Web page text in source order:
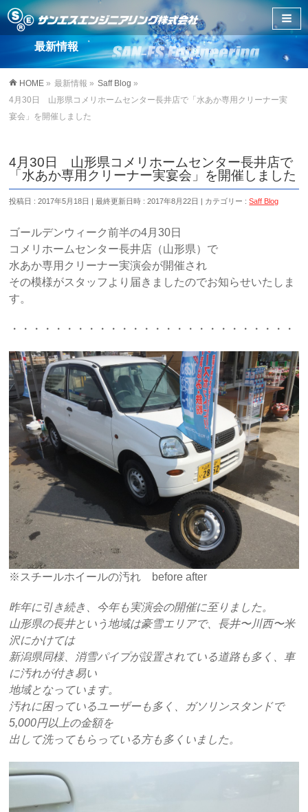
最新情報
HOME » 最新情報 » Saff Blog »
4月30日 山形県コメリホームセンター長井店で「水あか専用クリーナー実
宴会」を開催しました
4月30日 山形県コメリホームセンター長井店で
「水あか専用クリーナー実宴会」を開催しました
投稿日 : 2017年5月18日 最終更新日時 : 2017年8月22日 カテゴリー :Saff Blog
ゴールデンウィーク前半の4月30日
コメリホームセンター長井店（山形県）で
水あか専用クリーナー実演会が開催され
その模様がスタッフより届きましたのでお知らせいたしま
す。
・・・・・・・・・・・・・・・・・・・・・・・・・・・
※スチールホイールの汚れ before after
昨年に引き続き、今年も実演会の開催に至りました。
山形県の長井という地域は豪雪エリアで、長井〜川西〜米
沢にかけては
新潟県同様、消雪パイプが設置されている道路も多く、車
に汚れが付き易い
地域となっています。
汚れに困っているユーザーも多く、ガソリンスタンドで
5,000円以上の金額を
出して洗ってもらっている方も多くいました。